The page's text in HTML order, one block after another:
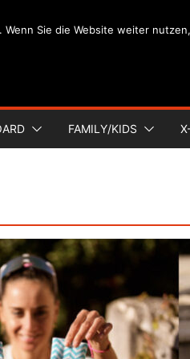
FAMILY/KIDS
Wenn Sie die Website weiter